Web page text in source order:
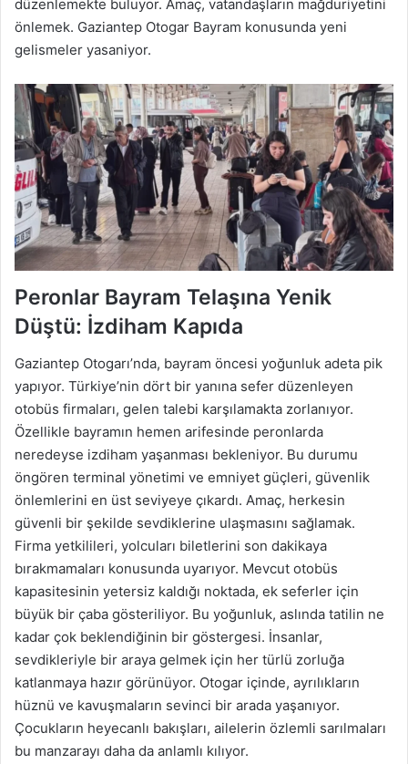
düzenlemekte buluyor. Amaç, vatandaşların mağduriyetini
önlemek. Gaziantep Otogar Bayram konusunda yeni
gelismeler yasaniyor.
Peronlar Bayram Telaşına Yenik
Düştü: İzdiham Kapıda
Gaziantep Otogarı’nda, bayram öncesi yoğunluk adeta pik
yapıyor. Türkiye’nin dört bir yanına sefer düzenleyen
otobüs firmaları, gelen talebi karşılamakta zorlanıyor.
Özellikle bayramın hemen arifesinde peronlarda
neredeyse izdiham yaşanması bekleniyor. Bu durumu
öngören terminal yönetimi ve emniyet güçleri, güvenlik
önlemlerini en üst seviyeye çıkardı. Amaç, herkesin
güvenli bir şekilde sevdiklerine ulaşmasını sağlamak.
Firma yetkilileri, yolcuları biletlerini son dakikaya
bırakmamaları konusunda uyarıyor. Mevcut otobüs
kapasitesinin yetersiz kaldığı noktada, ek seferler için
büyük bir çaba gösteriliyor. Bu yoğunluk, aslında tatilin ne
kadar çok beklendiğinin bir göstergesi. İnsanlar,
sevdikleriyle bir araya gelmek için her türlü zorluğa
katlanmaya hazır görünüyor. Otogar içinde, ayrılıkların
hüznü ve kavuşmaların sevinci bir arada yaşanıyor.
Çocukların heyecanlı bakışları, ailelerin özlemli sarılmaları
bu manzarayı daha da anlamlı kılıyor.